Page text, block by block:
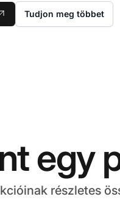
Tudjon meg többet
egy
részletes